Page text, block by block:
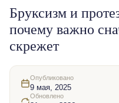
Бруксизм и
почему важно
скрежет
Опубликовано
9 мая, 2025
Обновлено